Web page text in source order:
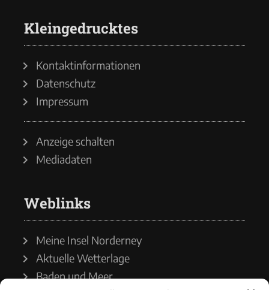
Kleingedrucktes
Kontaktinformationen
Datenschutz
Impressum
Anzeige schalten
Mediadaten
Weblinks
Meine Insel Norderney
Aktuelle Wetterlage
Baden und Meer